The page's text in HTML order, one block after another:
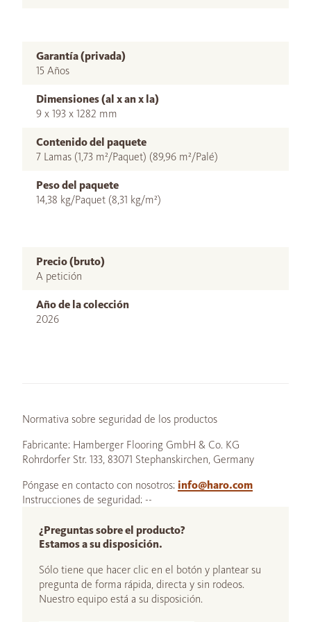
Garantía (privada)
15 Años
Dimensiones (al x an x la)
9 x 193 x 1282 mm
Contenido del paquete
7 Lamas (1,73 m²/Paquet) (89,96 m²/Palé)
Peso del paquete
14,38 kg/Paquet (8,31 kg/m²)
Precio (bruto)
A petición
Año de la colección
2026
Normativa sobre seguridad de los productos
Fabricante: Hamberger Flooring GmbH & Co. KG
Rohrdorfer Str. 133, 83071 Stephanskirchen, Germany
Póngase en contacto con nosotros: info@haro.com
Instrucciones de seguridad: --
¿Preguntas sobre el producto?
Estamos a su disposición.
Sólo tiene que hacer clic en el botón y plantear su
pregunta de forma rápida, directa y sin rodeos.
Nuestro equipo está a su disposición.